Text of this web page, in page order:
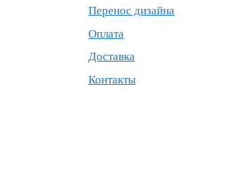
Перенос дизайна
Оплата
Доставка
Контакты